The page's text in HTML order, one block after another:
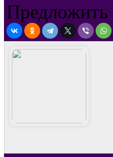
Предложить